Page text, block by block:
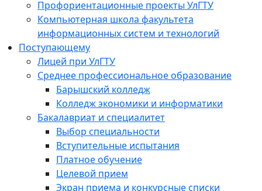
Профориентационные проекты УлГТУ
Компьютерная школа факультета
информационных систем и технологий
Поступающему
Лицей при УлГТУ
Среднее профессиональное образование
Барышский колледж
Колледж экономики и информатики
Бакалавриат и специалитет
Выбор специальности
Вступительные испытания
Платное обучение
Целевой прием
Экран приема и конкурсные списки